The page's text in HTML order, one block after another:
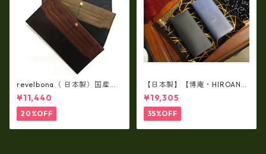
revelbona（ 日本製）国産牛
革製・お札入れ ロングウォ
レット rl-001
¥11,440
20%OFF
【日本製】【博庵・HIROAN】
最高級牛革（ボーテッド）札
入れ・長財布 ha-21535
¥19,305
35%OFF